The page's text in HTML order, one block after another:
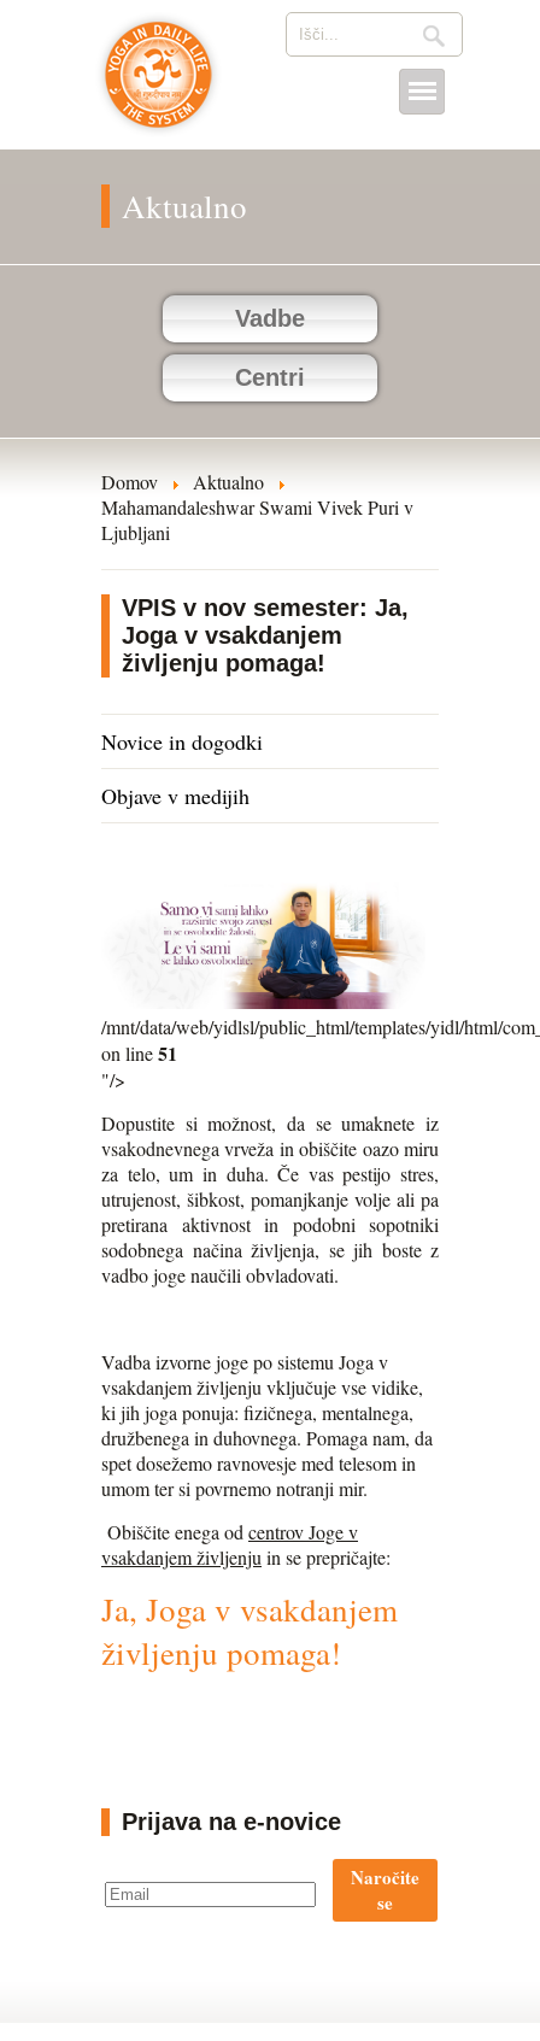
Aktualno
Vadbe
Centri
Domov
Aktualno
Mahamandaleshwar Swami Vivek Puri v
Ljubljani
VPIS v nov semester: Ja,
Joga v vsakdanjem
življenju pomaga!
Novice in dogodki
Objave v medijih
/mnt/data/web/yidlsl/public_html/templates/yidl/html/
on line51
"/>
Dopustite si možnost, da se umaknete iz
vsakodnevnega vrveža in obiščite oazo miru
za telo, um in duha. Če vas pestijo stres,
utrujenost, šibkost, pomanjkanje volje ali pa
pretirana aktivnost in podobni sopotniki
sodobnega načina življenja, se jih boste z
vadbo joge naučili obvladovati.
Vadba izvorne joge po sistemu Joga v
vsakdanjem življenju vključuje vse vidike,
ki jih joga ponuja: fizičnega, mentalnega,
družbenega in duhovnega. Pomaga nam, da
spet dosežemo ravnovesje med telesom in
umom ter si povrnemo notranji mir.
Obiščite enega od centrov Joge v
vsakdanjem življenju in se prepričajte:
Ja, Joga v vsakdanjem
življenju pomaga!
Prijava na e-novice
Naročite
se